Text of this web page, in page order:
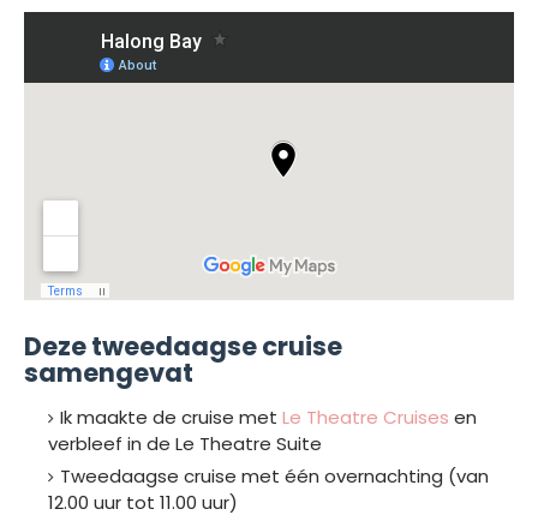
Deze tweedaagse cruise
samengevat
Ik maakte de cruise met Le Theatre Cruises en
verbleef in de Le Theatre Suite
Tweedaagse cruise met één overnachting (van
12.00 uur tot 11.00 uur)